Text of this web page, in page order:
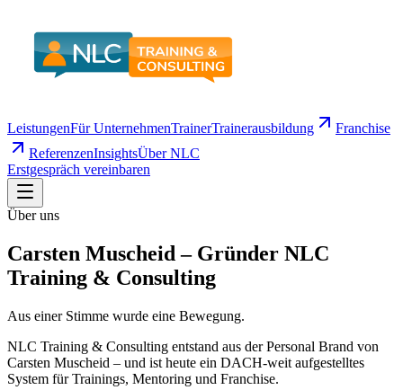
LeistungenFür UnternehmenTrainerTrainerausbildung
Franchise
ReferenzenInsightsÜber NLC
Erstgespräch vereinbaren
Über uns
Carsten Muscheid – Gründer NLC
Training & Consulting
Aus einer Stimme wurde eine Bewegung.
NLC Training & Consulting entstand aus der Personal Brand von
Carsten Muscheid – und ist heute ein DACH-weit aufgestelltes
System für Trainings, Mentoring und Franchise.